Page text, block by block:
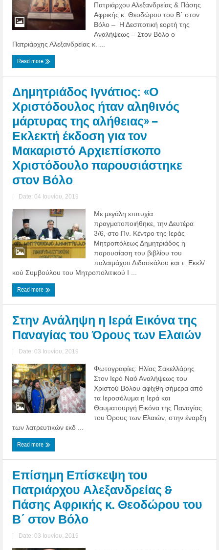
Πατριάρχου Αλεξανδρείας & Πάσης
Αφρικής κ. Θεοδώρου του Β΄ στον
Βόλο – Η Δεσποτική εορτή της
Αναλήψεως – Στον Βόλο ο
Πατριάρχης Αλεξανδρείας κ. ...
Read more
Δημητριάδος Ιγνάτιος: «Ο
Χριστόδουλος ήταν αληθινός
μάρτυρας της αλήθειας» –
Εκλεκτή έκδοση για τον
Μακαριστό Αρχιεπίσκοπο
Χριστόδουλο παρουσιάστηκε
στον Βόλο
| Date: 04 Ιουνίου, 2019
Με μεγάλη επιτυχία
πραγματοποιήθηκε, την Δευτέρα
3/6, στο Πν. Κέντρο της Ιεράς
Μητροπόλεως Δημητριάδος η
παρουσίαση του βιβλίου του
παλαιμάχου Διδασκάλου και τ. Εκκλ/
κού Συμβούλου του Μητροπολιτικού Ι ...
Read more
Στην Ανάληψη η Ιερά Εικόνα της
Παναγίας του Όρους των Ελαιών
| Date: 03 Ιουνίου, 2019
Φωτογραφίες: Ηλίας Σακελλάρης
Στον Ιερό Ναό Αναλήψεως του
Χριστού Βόλου αφίχθη σήμερα από
τα Ιεροσόλυμα η Ιερά και
Θαυματουργή Εικόνα της Παναγίας
του Όρους των Ελαιών, στην έναρξη
των λατρευτικών εκδ ...
Read more
Επίσημη Επίσκεψη του
Πατριάρχου Αλεξανδρείας &
Πάσης Αφρικής κ. Θεοδώρου του
Β΄ στον Βόλο
| Date: 03 Ιουνίου, 2019